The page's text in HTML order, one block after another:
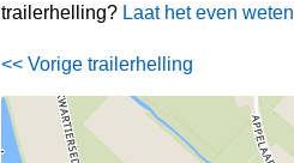
trailerhelling? Laat het even weten
<< Vorige trailerhelling